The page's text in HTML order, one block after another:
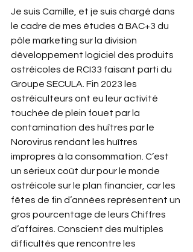
Je suis Camille, et je suis chargé dans
le cadre de mes études à BAC+3 du
pôle marketing sur la division
développement logiciel des produits
ostréicoles de RCI33 faisant parti du
Groupe SECULA. Fin 2023 les
ostréiculteurs ont eu leur activité
touchée de plein fouet par la
contamination des huîtres par le
Norovirus rendant les huîtres
impropres à la consommation. C’est
un sérieux coût dur pour le monde
ostréicole sur le plan financier, car les
fêtes de fin d’années représentent un
gros pourcentage de leurs Chiffres
d’affaires. Conscient des multiples
difficultés que rencontre les